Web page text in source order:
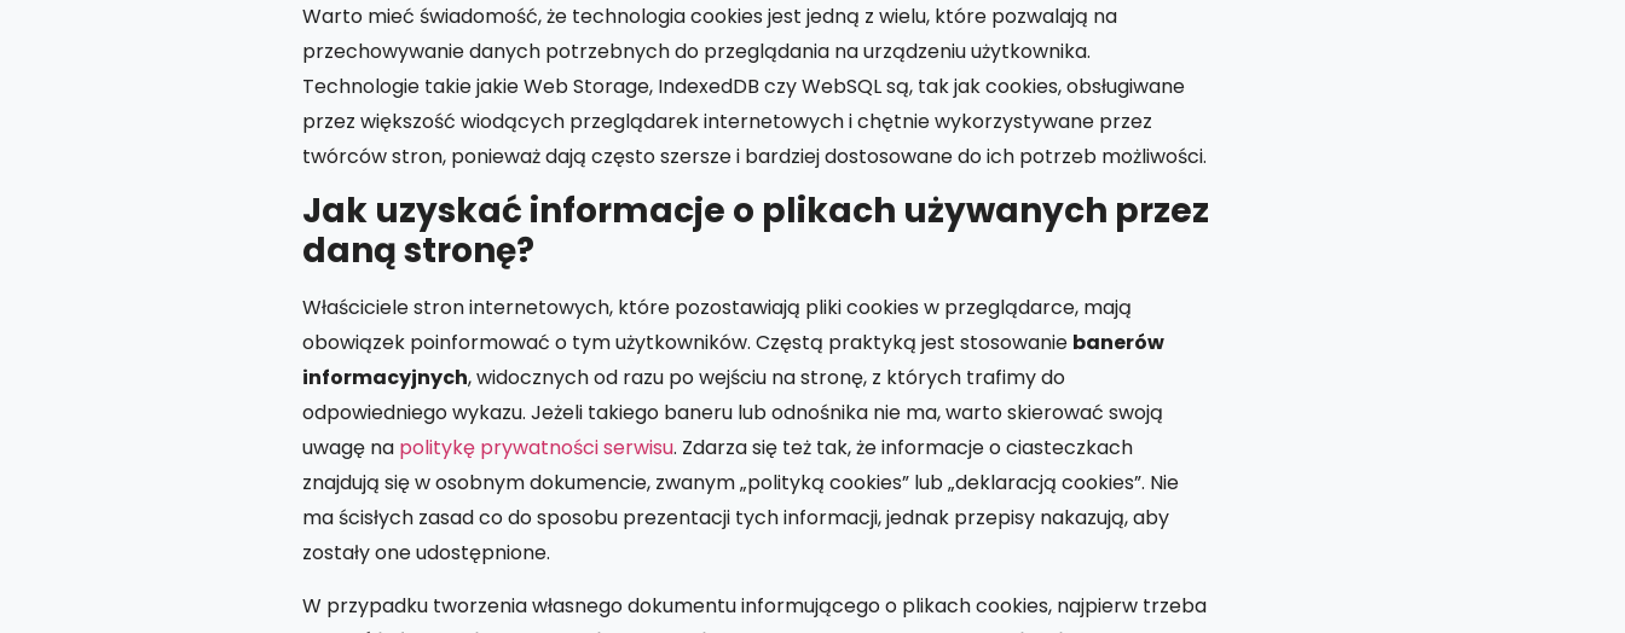
Warto mieć świadomość, że technologia cookies jest jedną z wielu, które pozwalają na
przechowywanie danych potrzebnych do przeglądania na urządzeniu użytkownika.
Technologie takie jakie Web Storage, IndexedDB czy WebSQL są, tak jak cookies, obsługiwane
przez większość wiodących przeglądarek internetowych i chętnie wykorzystywane przez
twórców stron, ponieważ dają często szersze i bardziej dostosowane do ich potrzeb możliwości.
Jak uzyskać informacje o plikach używanych przez
daną stronę?
Właściciele stron internetowych, które pozostawiają pliki cookies w przeglądarce, mają
obowiązek poinformować o tym użytkowników. Częstą praktyką jest stosowanie banerów
informacyjnych, widocznych od razu po wejściu na stronę, z których trafimy do
odpowiedniego wykazu. Jeżeli takiego baneru lub odnośnika nie ma, warto skierować swoją
uwagę na politykę prywatności serwisu. Zdarza się też tak, że informacje o ciasteczkach
znajdują się w osobnym dokumencie, zwanym „polityką cookies” lub „deklaracją cookies”. Nie
ma ścisłych zasad co do sposobu prezentacji tych informacji, jednak przepisy nakazują, aby
zostały one udostępnione.
W przypadku tworzenia własnego dokumentu informującego o plikach cookies, najpierw trzeba